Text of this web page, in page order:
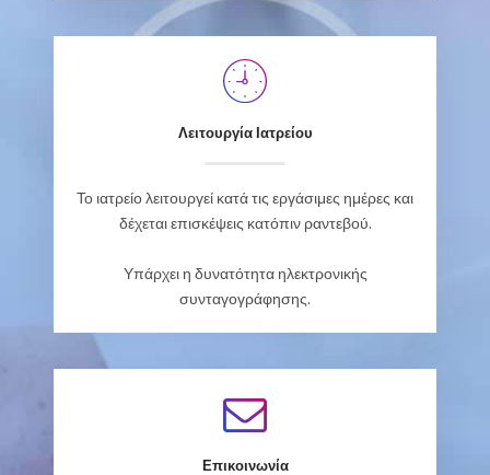
Λειτουργία Ιατρείου
Το ιατρείο λειτουργεί κατά τις εργάσιμες ημέρες και
δέχεται επισκέψεις κατόπιν ραντεβού.
Υπάρχει η δυνατότητα ηλεκτρονικής
συνταγογράφησης.
Επικοινωνία